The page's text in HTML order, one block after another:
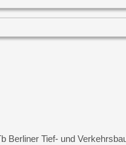
Tief- und